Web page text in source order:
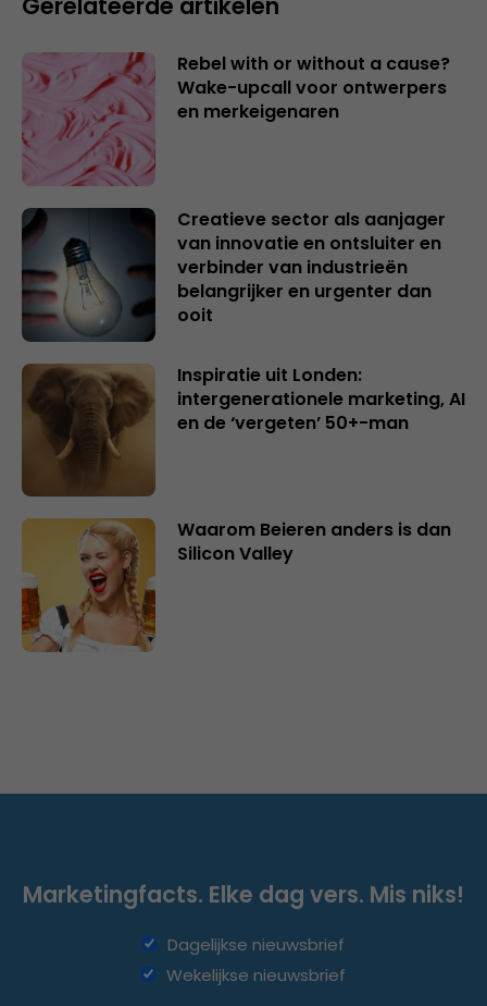
Gerelateerde artikelen
Rebel with or without a cause?
Wake-upcall voor ontwerpers
en merkeigenaren
Creatieve sector als aanjager
van innovatie en ontsluiter en
verbinder van industrieën
belangrijker en urgenter dan
ooit
Inspiratie uit Londen:
intergenerationele marketing, AI
en de ‘vergeten’ 50+-man
Waarom Beieren anders is dan
Silicon Valley
Marketingfacts. Elke dag vers. Mis niks!
Dagelijkse nieuwsbrief
Wekelijkse nieuwsbrief